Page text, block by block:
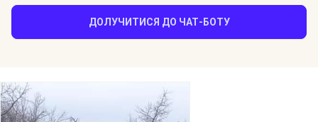
ДОЛУЧИТИСЯ ДО ЧАТ-БОТУ